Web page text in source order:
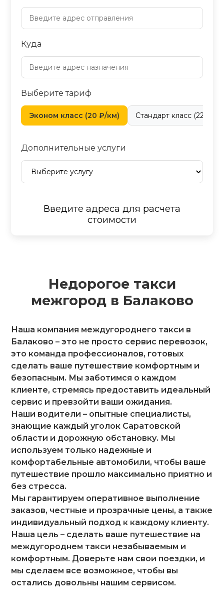
Куда
Выберите тариф
Эконом класс (20 ₽/км) Стандарт класс (22 ₽/
Дополнительные услуги
Введите адреса для расчета
стоимости
Недорогое такси
межгород в Балаково
Наша компания междугороднего такси в
Балаково – это не просто сервис перевозок,
это команда профессионалов, готовых
сделать ваше путешествие комфортным и
безопасным. Мы заботимся о каждом
клиенте, стремясь предоставить идеальный
сервис и превзойти ваши ожидания.
Наши водители – опытные специалисты,
знающие каждый уголок Саратовской
области и дорожную обстановку. Мы
используем только надежные и
комфортабельные автомобили, чтобы ваше
путешествие прошло максимально приятно и
без стресса.
Мы гарантируем оперативное выполнение
заказов, честные и прозрачные цены, а также
индивидуальный подход к каждому клиенту.
Наша цель – сделать ваше путешествие на
междугороднем такси незабываемым и
комфортным. Доверьте нам свои поездки, и
мы сделаем все возможное, чтобы вы
остались довольны нашим сервисом.